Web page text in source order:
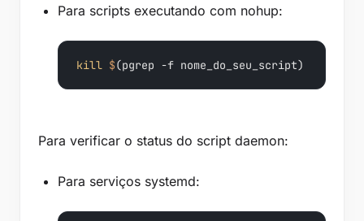
Para scripts executando com nohup:
kill $(pgrep -f nome_do_seu_script)
Para verificar o status do script daemon:
Para serviços systemd: